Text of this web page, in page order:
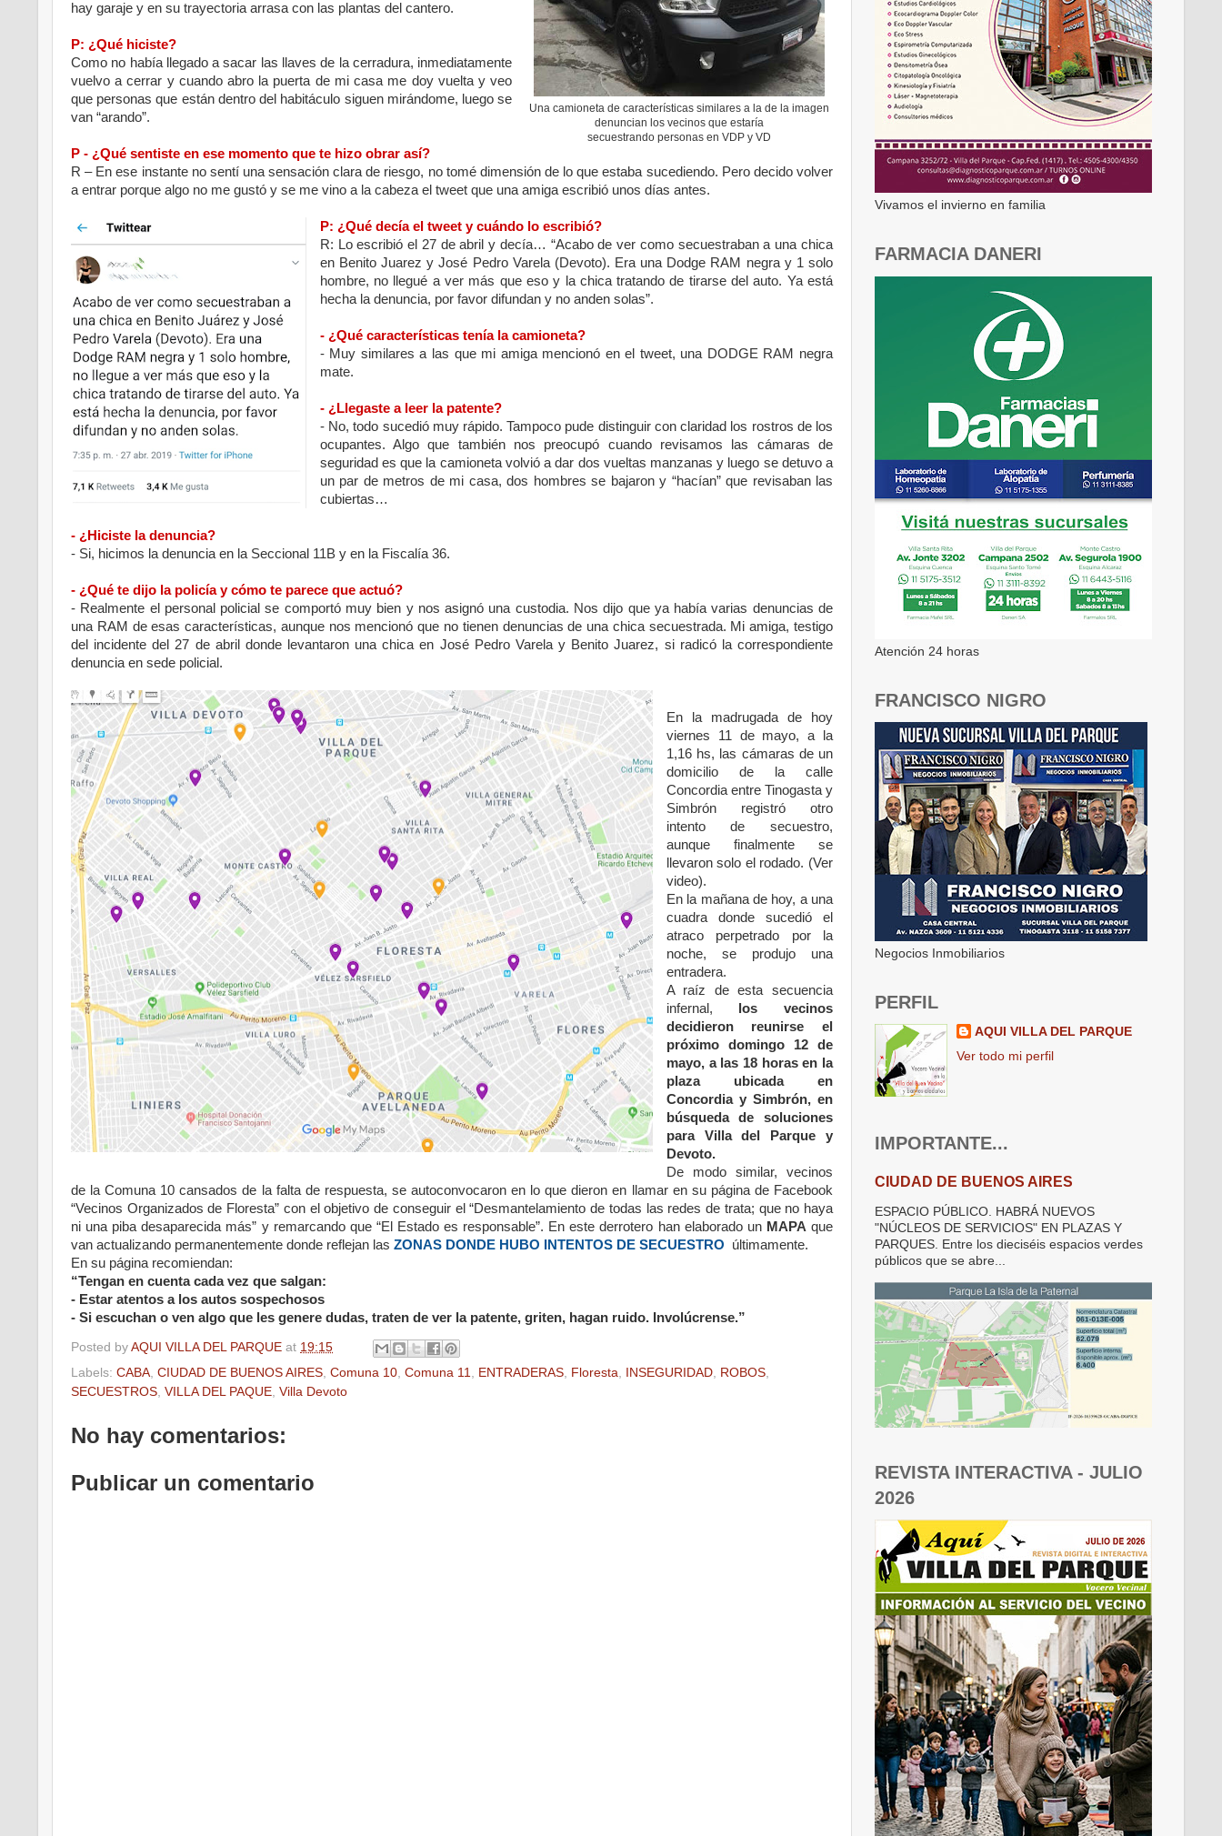
Una camioneta de características similares a la de la imagen
denuncian los vecinos que estaría
secuestrando personas en VDP y VD
hay garaje y en su trayectoria arrasa con las plantas del cantero.
P: ¿Qué hiciste?
Como no había llegado a sacar las llaves de la cerradura, inmediatamente
vuelvo a cerrar y cuando abro la puerta de mi casa me doy vuelta y veo
que personas que están dentro del habitáculo siguen mirándome, luego se
van “arando”.
P - ¿Qué sentiste en ese momento que te hizo obrar así?
R – En ese instante no sentí una sensación clara de riesgo, no tomé dimensión de lo que estaba sucediendo. Pero decido volver
a entrar porque algo no me gustó y se me vino a la cabeza el tweet que una amiga escribió unos días antes.
P: ¿Qué decía el tweet y cuándo lo escribió?
R: Lo escribió el 27 de abril y decía… “Acabo de ver como secuestraban a una chica
en Benito Juarez y José Pedro Varela (Devoto). Era una Dodge RAM negra y 1 solo
hombre, no llegué a ver más que eso y la chica tratando de tirarse del auto. Ya está
hecha la denuncia, por favor difundan y no anden solas”.
- ¿Qué características tenía la camioneta?
- Muy similares a las que mi amiga mencionó en el tweet, una DODGE RAM negra
mate.
- ¿Llegaste a leer la patente?
- No, todo sucedió muy rápido. Tampoco pude distinguir con claridad los rostros de los
ocupantes. Algo que también nos preocupó cuando revisamos las cámaras de
seguridad es que la camioneta volvió a dar dos vueltas manzanas y luego se detuvo a
un par de metros de mi casa, dos hombres se bajaron y “hacían” que revisaban las
cubiertas…
- ¿Hiciste la denuncia?
- Si, hicimos la denuncia en la Seccional 11B y en la Fiscalía 36.
- ¿Qué te dijo la policía y cómo te parece que actuó?
- Realmente el personal policial se comportó muy bien y nos asignó una custodia. Nos dijo que ya había varias denuncias de
una RAM de esas características, aunque nos mencionó que no tienen denuncias de una chica secuestrada. Mi amiga, testigo
del incidente del 27 de abril donde levantaron una chica en José Pedro Varela y Benito Juarez, si radicó la correspondiente
denuncia en sede policial.
En la madrugada de hoy
viernes 11 de mayo, a la
1,16 hs, las cámaras de un
domicilio de la calle
Concordia entre Tinogasta y
Simbrón registró otro
intento de secuestro,
aunque finalmente se
llevaron solo el rodado. (Ver
video).
En la mañana de hoy, a una
cuadra donde sucedió el
atraco perpetrado por la
noche, se produjo una
entradera.
A raíz de esta secuencia
infernal,
los vecinos
decidieron reunirse el
próximo domingo 12 de
mayo, a las 18 horas en la
plaza ubicada en
Concordia y Simbrón, en
búsqueda de soluciones
para Villa del Parque y
Devoto.
De modo similar, vecinos
de la Comuna 10 cansados de la falta de respuesta, se autoconvocaron en lo que dieron en llamar en su página de Facebook
“Vecinos Organizados de Floresta” con el objetivo de conseguir el “Desmantelamiento de todas las redes de trata; que no haya
ni una piba desaparecida más” y remarcando que “El Estado es responsable”. En este derrotero han elaborado un MAPAque
van actualizando permanentemente donde reflejan las ZONAS DONDE HUBO INTENTOS DE SECUESTRO últimamente.
En su página recomiendan:
“Tengan en cuenta cada vez que salgan:
- Estar atentos a los autos sospechosos
- Si escuchan o ven algo que les genere dudas, traten de ver la patente, griten, hagan ruido. Involúcrense.”
Posted by AQUI VILLA DEL PARQUE at 19:15
Labels: CABA CIUDAD DE BUENOS AIRES Comuna 10 Comuna 11 ENTRADERAS Floresta INSEGURIDAD ROBOS
SECUESTROS VILLA DEL PAQUE Villa Devoto
No hay comentarios:
Publicar un comentario
Vivamos el invierno en familia
FARMACIA DANERI
Atención 24 horas
FRANCISCO NIGRO
Negocios Inmobiliarios
PERFIL
AQUI VILLA DEL PARQUE
Ver todo mi perfil
IMPORTANTE...
CIUDAD DE BUENOS AIRES
ESPACIO PÚBLICO. HABRÁ NUEVOS
"NÚCLEOS DE SERVICIOS" EN PLAZAS Y
PARQUES. Entre los dieciséis espacios verdes
públicos que se abre...
REVISTA INTERACTIVA - JULIO
2026